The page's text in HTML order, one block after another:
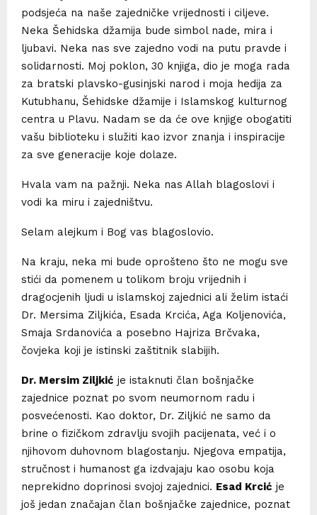
podsjeća na naše zajedničke vrijednosti i ciljeve.
Neka Šehidska džamija bude simbol nade, mira i
ljubavi. Neka nas sve zajedno vodi na putu pravde i
solidarnosti. Moj poklon, 30 knjiga, dio je moga rada
za bratski plavsko-gusinjski narod i moja hedija za
Kutubhanu, Šehidske džamije i Islamskog kulturnog
centra u Plavu. Nadam se da će ove knjige obogatiti
vašu biblioteku i služiti kao izvor znanja i inspiracije
za sve generacije koje dolaze.
Hvala vam na pažnji. Neka nas Allah blagoslovi i
vodi ka miru i zajedništvu.
Selam alejkum i Bog vas blagoslovio.
Na kraju, neka mi bude oprošteno što ne mogu sve
stići da pomenem u tolikom broju vrijednih i
dragocjenih ljudi u islamskoj zajednici ali želim istaći
Dr. Mersima Ziljkića, Esada Krcića, Aga Koljenovića,
Smaja Srdanovića a posebno Hajriza Brčvaka,
čovjeka koji je istinski zaštitnik slabijih.
Dr. Mersim Ziljkić je istaknuti član bošnjačke
zajednice poznat po svom neumornom radu i
posvećenosti. Kao doktor, Dr. Ziljkić ne samo da
brine o fizičkom zdravlju svojih pacijenata, već i o
njihovom duhovnom blagostanju. Njegova empatija,
stručnost i humanost ga izdvajaju kao osobu koja
neprekidno doprinosi svojoj zajednici. Esad Krcić je
još jedan značajan član bošnjačke zajednice, poznat